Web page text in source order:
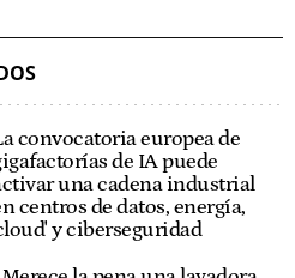
convocatoria europea de
de IA puede
una cadena industrial
centros de datos, energía,
y ciberseguridad